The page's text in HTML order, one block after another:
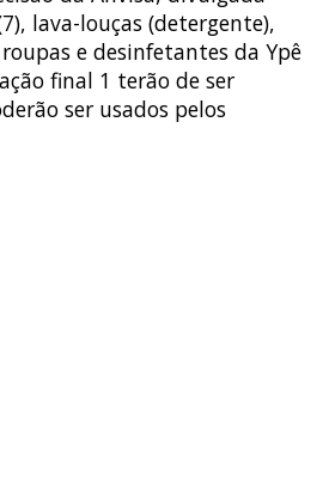
lava-louças (detergente),
e desinfetantes da Ypê
final 1 terão de ser
ser usados pelos